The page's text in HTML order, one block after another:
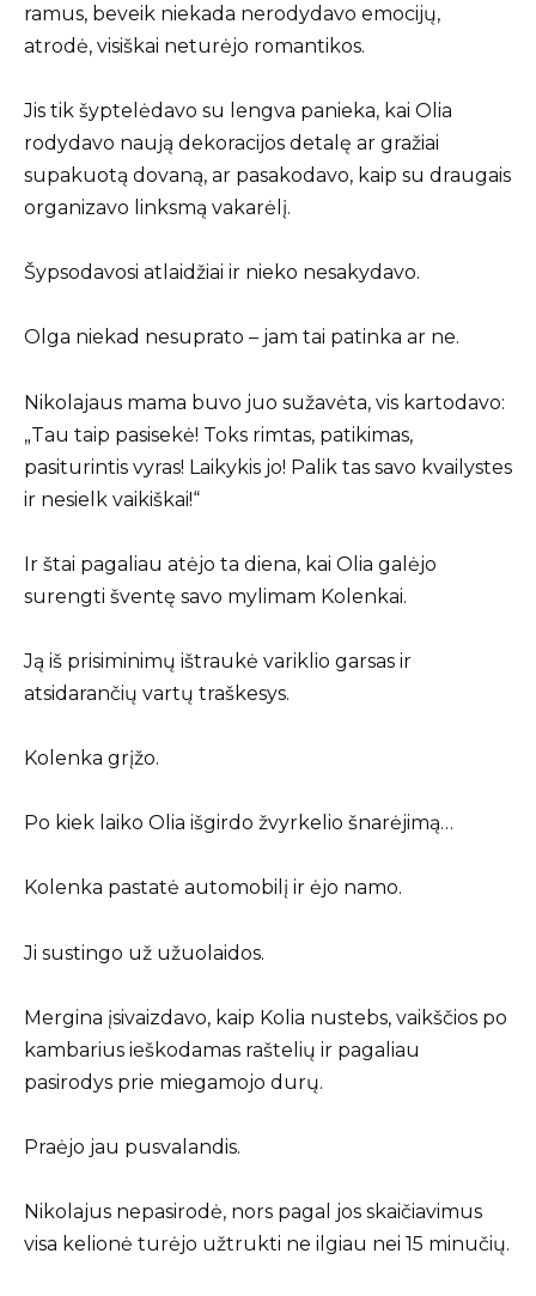
ramus, beveik niekada nerodydavo emocijų,
atrodė, visiškai neturėjo romantikos.
Jis tik šyptelėdavo su lengva panieka, kai Olia
rodydavo naują dekoracijos detalę ar gražiai
supakuotą dovaną, ar pasakodavo, kaip su draugais
organizavo linksmą vakarėlį.
Šypsodavosi atlaidžiai ir nieko nesakydavo.
Olga niekad nesuprato – jam tai patinka ar ne.
Nikolajaus mama buvo juo sužavėta, vis kartodavo:
„Tau taip pasisekė! Toks rimtas, patikimas,
pasiturintis vyras! Laikykis jo! Palik tas savo kvailystes
ir nesielk vaikiškai!“
Ir štai pagaliau atėjo ta diena, kai Olia galėjo
surengti šventę savo mylimam Kolenkai.
Ją iš prisiminimų ištraukė variklio garsas ir
atsidarančių vartų traškesys.
Kolenka grįžo.
Po kiek laiko Olia išgirdo žvyrkelio šnarėjimą…
Kolenka pastatė automobilį ir ėjo namo.
Ji sustingo už užuolaidos.
Mergina įsivaizdavo, kaip Kolia nustebs, vaikščios po
kambarius ieškodamas raštelių ir pagaliau
pasirodys prie miegamojo durų.
Praėjo jau pusvalandis.
Nikolajus nepasirodė, nors pagal jos skaičiavimus
visa kelionė turėjo užtrukti ne ilgiau nei 15 minučių.